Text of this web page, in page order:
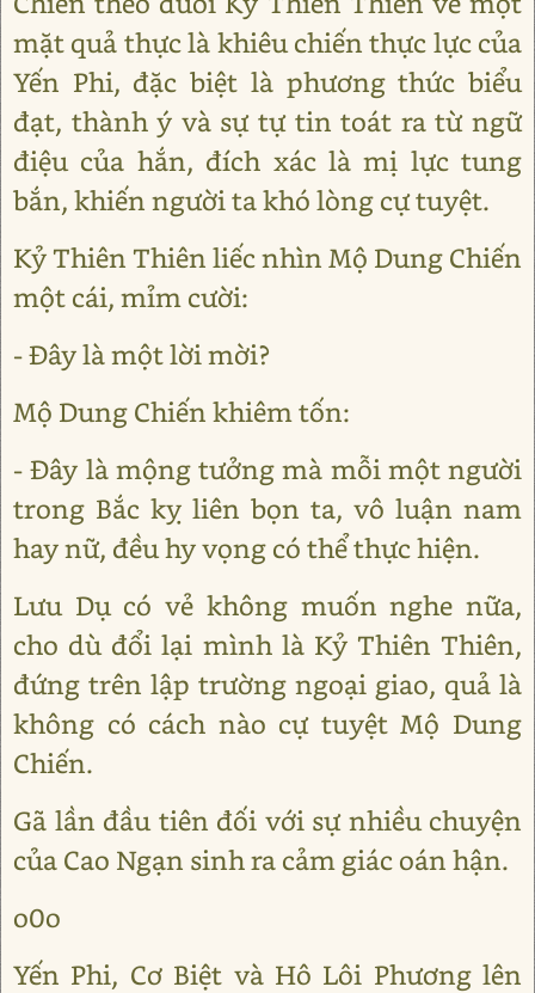
mặt quả thực là khiêu chiến thực lực của
Yến Phi, đặc biệt là phương thức biểu
đạt, thành ý và sự tự tin toát ra từ ngữ
điệu của hắn, đích xác là mị lực tung
bắn, khiến người ta khó lòng cự tuyệt.
Kỷ Thiên Thiên liếc nhìn Mộ Dung Chiến
một cái, mỉm cười:
- Đây là một lời mời?
Mộ Dung Chiến khiêm tốn:
- Đây là mộng tưởng mà mỗi một người
trong Bắc kỵ liên bọn ta, vô luận nam
hay nữ, đều hy vọng có thể thực hiện.
Lưu Dụ có vẻ không muốn nghe nữa,
cho dù đổi lại mình là Kỷ Thiên Thiên,
đứng trên lập trường ngoại giao, quả là
không có cách nào cự tuyệt Mộ Dung
Chiến.
Gã lần đầu tiên đối với sự nhiều chuyện
của Cao Ngạn sinh ra cảm giác oán hận.
o0o
Yến Phi, Cơ Biệt và Hô Lôi Phương lên